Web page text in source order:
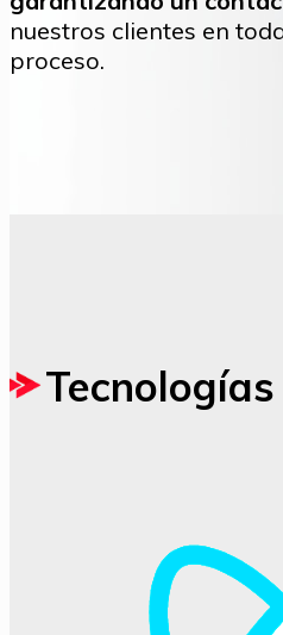
nuestros clientes en
proceso.
Tecnologías